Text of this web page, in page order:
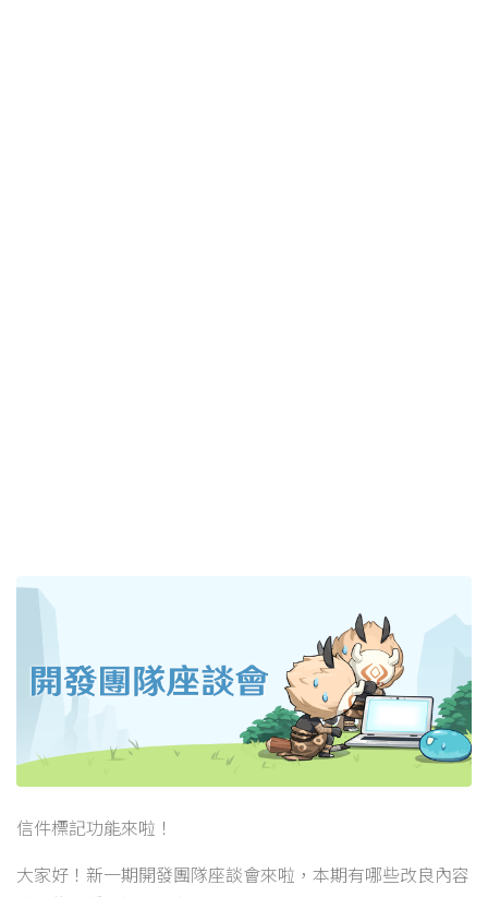
信件標記功能來啦！
大家好！新一期開發團隊座談會來啦，本期有哪些改良內容